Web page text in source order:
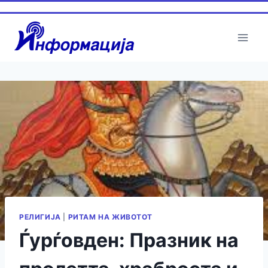
content
РЕЛИГИЈА РИТАМ НА ЖИВОТОТ
Ѓурѓовден: Празник на